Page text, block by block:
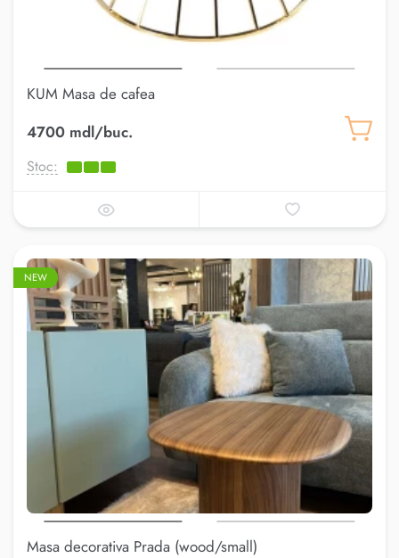
KUM Masa de cafea
4700 mdl/buc.
Stoc:
NEW
Masa decorativa Prada (wood/small)